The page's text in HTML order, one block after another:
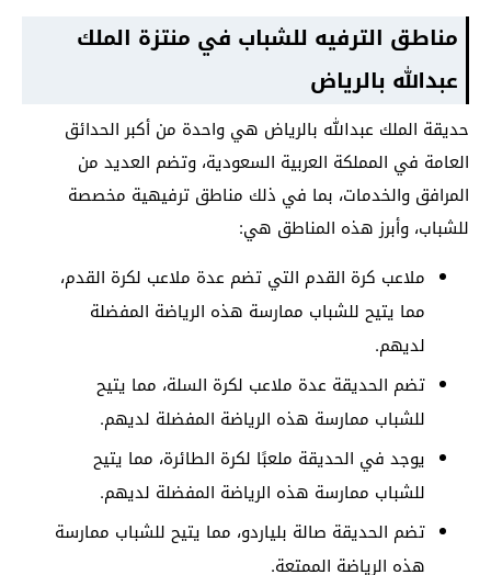
مناطق الترفيه للشباب في منتزة الملك
عبدالله بالرياض
حديقة الملك عبدالله بالرياض هي واحدة من أكبر الحدائق
العامة في المملكة العربية السعودية، وتضم العديد من
المرافق والخدمات، بما في ذلك مناطق ترفيهية مخصصة
للشباب، وأبرز هذه المناطق هي:
ملاعب كرة القدم التي تضم عدة ملاعب لكرة القدم،
مما يتيح للشباب ممارسة هذه الرياضة المفضلة
لديهم.
تضم الحديقة عدة ملاعب لكرة السلة، مما يتيح
للشباب ممارسة هذه الرياضة المفضلة لديهم.
يوجد في الحديقة ملعبًا لكرة الطائرة، مما يتيح
للشباب ممارسة هذه الرياضة المفضلة لديهم.
تضم الحديقة صالة بلياردو، مما يتيح للشباب ممارسة
هذه الرياضة الممتعة.